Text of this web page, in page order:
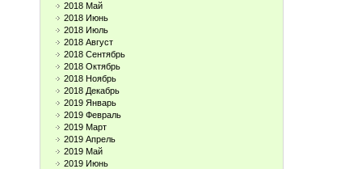
2018 Май
2018 Июнь
2018 Июль
2018 Август
2018 Сентябрь
2018 Октябрь
2018 Ноябрь
2018 Декабрь
2019 Январь
2019 Февраль
2019 Март
2019 Апрель
2019 Май
2019 Июнь